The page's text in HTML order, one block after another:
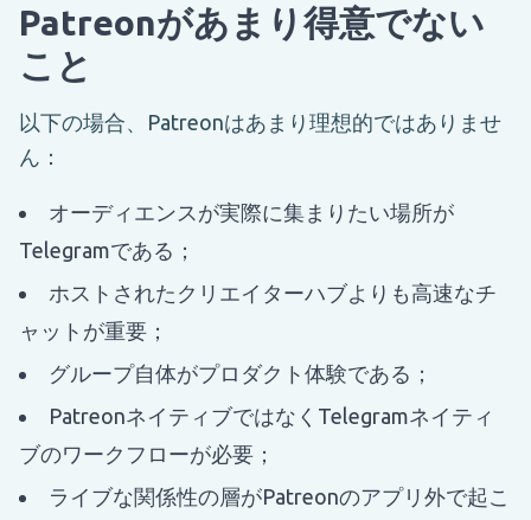
Patreonがあまり得意でない
こと
以下の場合、Patreonはあまり理想的ではありませ
ん：
オーディエンスが実際に集まりたい場所が
Telegramである；
ホストされたクリエイターハブよりも高速なチ
ャットが重要；
グループ自体がプロダクト体験である；
PatreonネイティブではなくTelegramネイティ
ブのワークフローが必要；
ライブな関係性の層がPatreonのアプリ外で起こ